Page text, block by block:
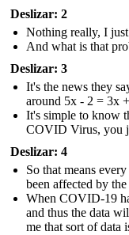
Deslizar: 2
Nothing really, I
And what is that
Deslizar: 3
It's the news they
around 5x - 2 = 3x
It's simple to know
COVID Virus, you
Deslizar: 4
So that means
been affected by
When COVID-19
and thus the data
me that sort of data